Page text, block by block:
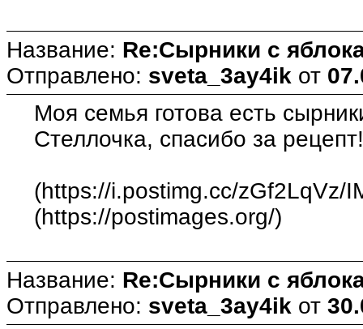
Название: Re:Сырники с
Отправлено: sveta_3ay4ik от
Моя семья готова есть
Стеллочка, спасибо за
(https://i.postimg.cc/zGf2LqVz/
(https://postimages.org/)
Название: Re:Сырники с
Отправлено: sveta_3ay4ik от